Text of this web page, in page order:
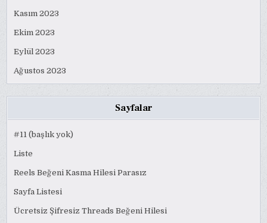
Kasım 2023
Ekim 2023
Eylül 2023
Ağustos 2023
Sayfalar
#11 (başlık yok)
Liste
Reels Beğeni Kasma Hilesi Parasız
Sayfa Listesi
Ücretsiz Şifresiz Threads Beğeni Hilesi